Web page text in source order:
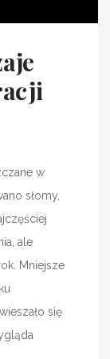
w
słomy,
ale
Mniejsze
się